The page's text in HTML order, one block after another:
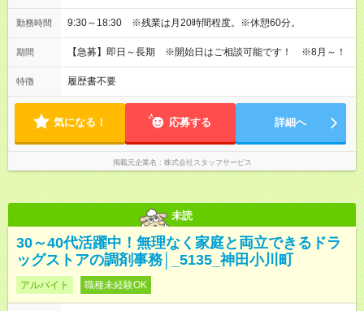
勤務時間 9:30～18:30 ※残業は月20時間程度。※休憩60分。
期間 【急募】即日～長期 ※開始日はご相談可能です！ ※8月～！
特徴 履歴書不要
気になる！ 応募する 詳細へ
掲載元企業名 株式会社スタッフサービス
未読
30～40代活躍中！無理なく家庭と両立できるドラ
ッグストアの調剤事務│_5135_神田小川町
アルバイト 職種未経験OK